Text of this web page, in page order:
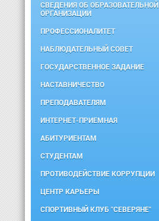
СВЕДЕНИЯ ОБ ОБРАЗОВАТЕЛЬНОЙ
ОРГАНИЗАЦИИ
ПРОФЕССИОНАЛИТЕТ
НАБЛЮДАТЕЛЬНЫЙ СОВЕТ
ГОСУДАРСТВЕННОЕ ЗАДАНИЕ
НАСТАВНИЧЕСТВО
ПРЕПОДАВАТЕЛЯМ
ИНТЕРНЕТ-ПРИЕМНАЯ
АБИТУРИЕНТАМ
СТУДЕНТАМ
ПРОТИВОДЕЙСТВИЕ КОРРУПЦИИ
ЦЕНТР КАРЬЕРЫ
СПОРТИВНЫЙ КЛУБ "СЕВЕРЯНЕ"